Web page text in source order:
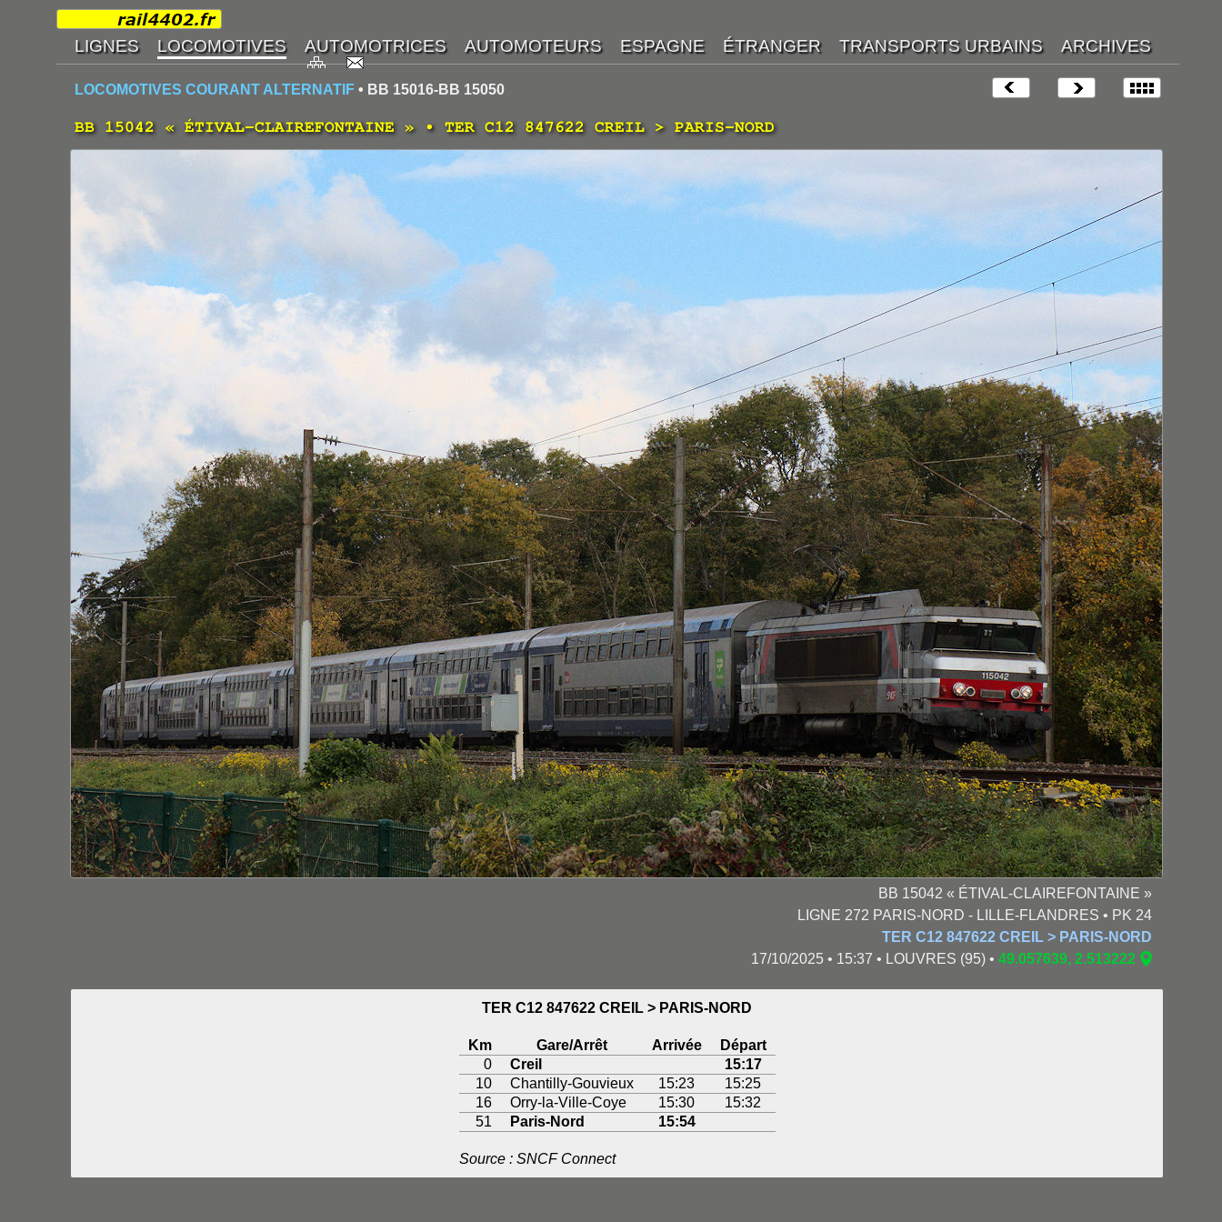
LOCOMOTIVES COURANT ALTERNATIF • BB 15016-BB 15050
BB 15042 « ÉTIVAL-CLAIREFONTAINE » • TER C12 847622 CREIL > PARIS-NORD
BB 15042 « ÉTIVAL-CLAIREFONTAINE »
LIGNE 272 PARIS-NORD - LILLE-FLANDRES • PK 24
TER C12 847622 CREIL > PARIS-NORD
17/10/2025 • 15:37 • LOUVRES (95) • 49.057639, 2.513222
TER C12 847622 CREIL > PARIS-NORD
Km Gare/Arrêt Arrivée
Départ
0
Creil
15:17
10
Chantilly-Gouvieux 15:23
15:25
16
Orry-la-Ville-Coye 15:30
15:32
51
Paris-Nord 15:54
Source : SNCF Connect